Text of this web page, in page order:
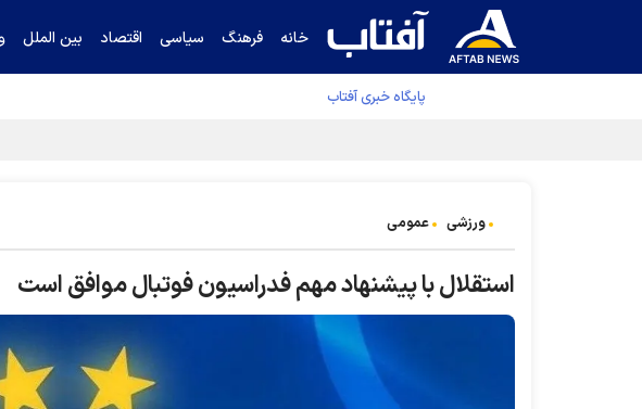
خانه فرهنگ سیاسی اقتصاد بین الملل
پایگاه خبری آفتاب
ورزشی عمومی
استقلال با پیشنهاد مهم فدراسیون فوتبال موافق است